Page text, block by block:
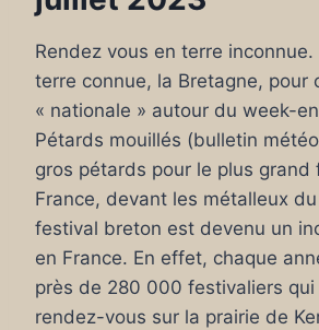
Rendez vous en terre
terre connue, la Bretagne, pour
« nationale » autour du week-
Pétards mouillés (bulletin
gros pétards pour le plus grand
France, devant les métalleux
festival breton est devenu un
en France. En effet, chaque
près de 280 000 festivaliers
rendez-vous sur la prairie de